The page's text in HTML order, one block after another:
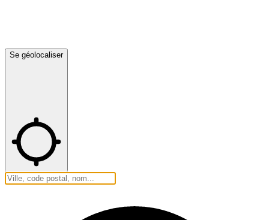
Se géolocaliser